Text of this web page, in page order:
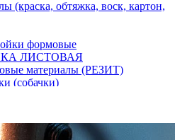
(краска, обтяжка, воск, картон,
формовые
ЛИСТОВАЯ
материалы (РЕЗИТ)
(собачки)
для обуви